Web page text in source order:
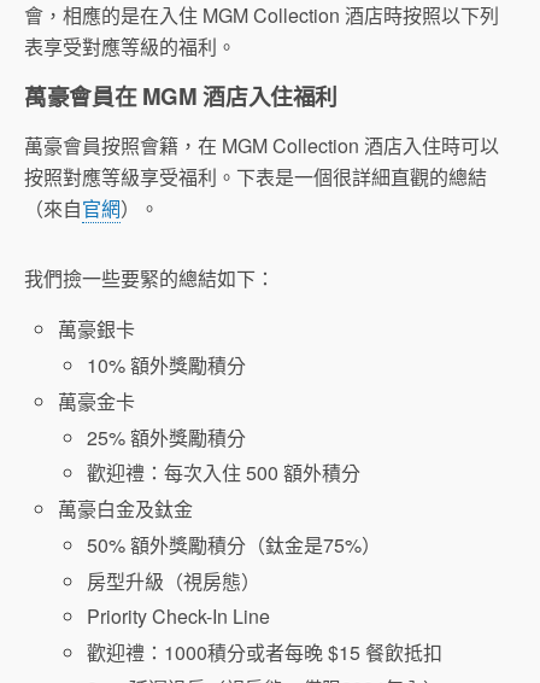
會，相應的是在入住 MGM Collection 酒店時按照以下列
表享受對應等級的福利。
萬豪會員在 MGM 酒店入住福利
萬豪會員按照會籍，在 MGM Collection 酒店入住時可以
按照對應等級享受福利。下表是一個很詳細直觀的總結
（來自官網）。
我們撿一些要緊的總結如下：
萬豪銀卡
10% 額外獎勵積分
萬豪金卡
25% 額外獎勵積分
歡迎禮：每次入住 500 額外積分
萬豪白金及鈦金
50% 額外獎勵積分（鈦金是75%）
房型升級（視房態）
Priority Check-In Line
歡迎禮：1000積分或者每晚 $15 餐飲抵扣